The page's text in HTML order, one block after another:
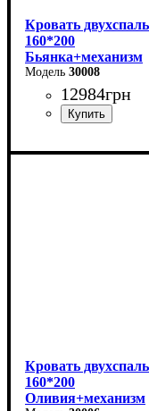
Кровать
160*200
Бьянка+механизм
(светло-серая)
30008
12984грн
Ширина: 170 см
Кровать
160*200
Оливия+механизм